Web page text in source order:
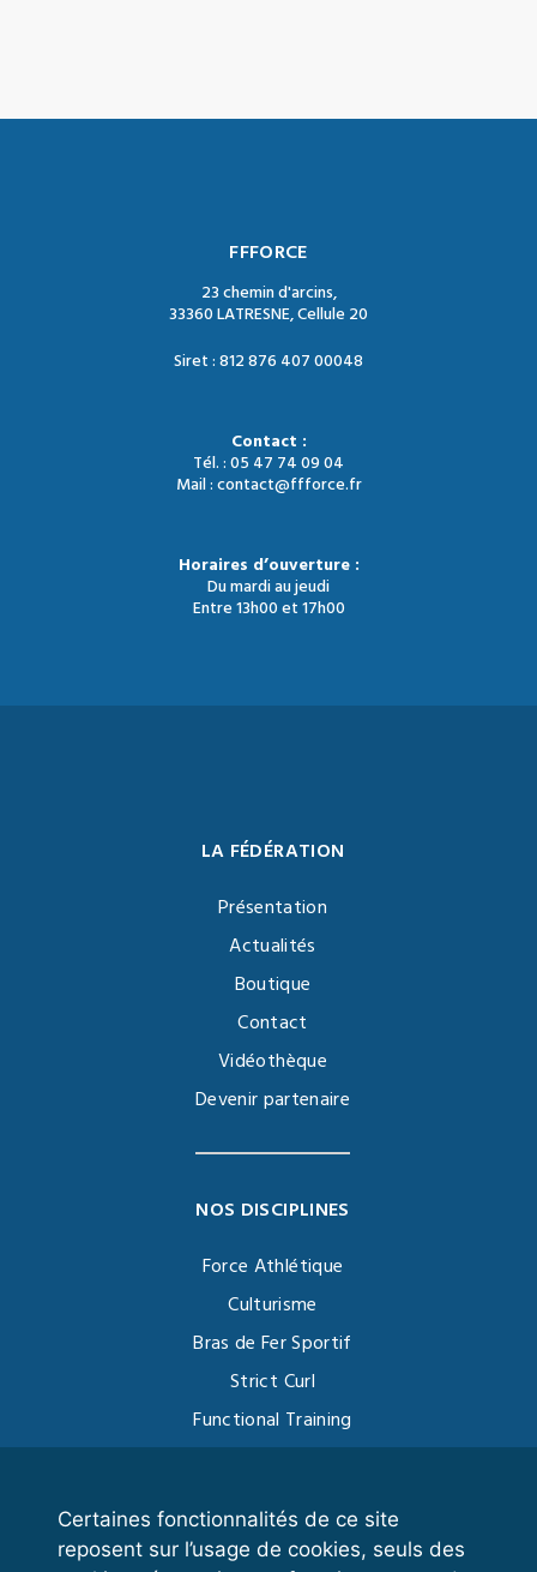
Certaines fonctionnalités de ce site
reposent sur l’usage de cookies, seuls des
FFFORCE
23 chemin d'arcins,
33360 LATRESNE, Cellule 20
Siret : 812 876 407 00048
Contact :
Tél. : 05 47 74 09 04
Mail : contact@ffforce.fr
Horaires d’ouverture :
Du mardi au jeudi
Entre 13h00 et 17h00
LA FÉDÉRATION
Présentation
Actualités
Boutique
Contact
Vidéothèque
Devenir partenaire
NOS DISCIPLINES
Force Athlétique
Culturisme
Bras de Fer Sportif
Strict Curl
Functional Training